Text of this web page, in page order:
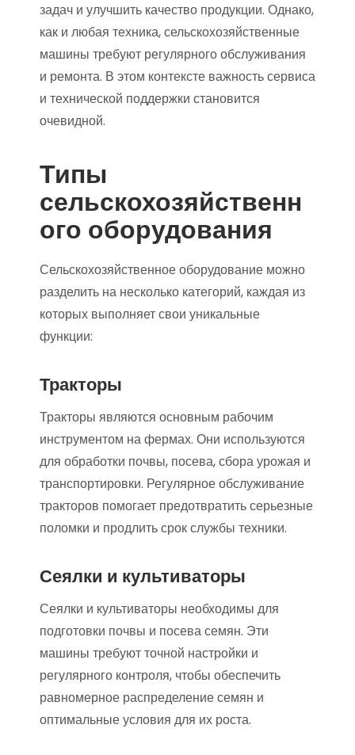
задач и улучшить качество продукции. Однако,
как и любая техника, сельскохозяйственные
машины требуют регулярного обслуживания
и ремонта. В этом контексте важность сервиса
и технической поддержки становится
очевидной.
Типы
сельскохозяйственн
ого оборудования
Сельскохозяйственное оборудование можно
разделить на несколько категорий, каждая из
которых выполняет свои уникальные
функции:
Тракторы
Тракторы являются основным рабочим
инструментом на фермах. Они используются
для обработки почвы, посева, сбора урожая и
транспортировки. Регулярное обслуживание
тракторов помогает предотвратить серьезные
поломки и продлить срок службы техники.
Сеялки и культиваторы
Сеялки и культиваторы необходимы для
подготовки почвы и посева семян. Эти
машины требуют точной настройки и
регулярного контроля, чтобы обеспечить
равномерное распределение семян и
оптимальные условия для их роста.